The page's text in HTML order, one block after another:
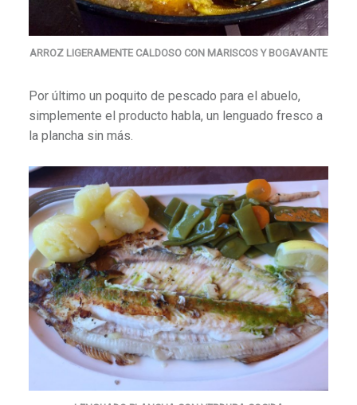
ARROZ LIGERAMENTE CALDOSO CON MARISCOS Y BOGAVANTE
Por último un poquito de pescado para el abuelo,
simplemente el producto habla, un lenguado fresco a
la plancha sin más.